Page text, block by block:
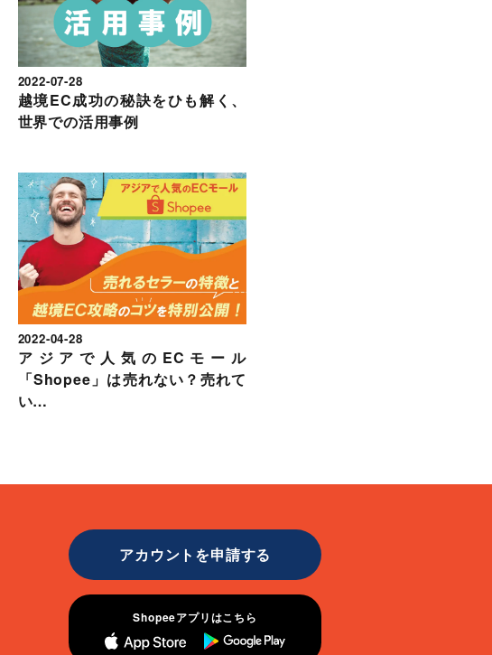
2022-07-28
越境EC成功の秘訣をひも解く、
世界での活用事例
2022-04-28
アジアで人気のECモール
「Shopee」は売れない？売れて
い…
アカウントを申請する
Shopeeアプリはこちら